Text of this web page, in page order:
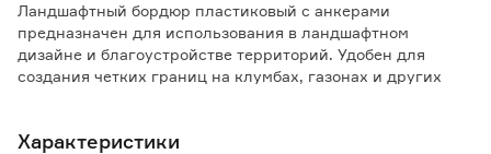
Ландшафтный бордюр пластиковый с анкерами
предназначен для использования в ландшафтном
дизайне и благоустройстве территорий. Удобен для
создания четких границ на клумбах, газонах и других
Особенности и преимущества:
Характеристики